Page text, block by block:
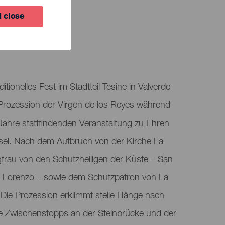
close
Fest im Stadtteil Tesine in Valverde
der Virgen de los Reyes während
stattfindenden Veranstaltung zu Ehren
Nach dem Aufbruch von der Kirche La
von den Schutzheiligen der Küste – San
Lorenzo – sowie dem Schutzpatron von La
Prozession erklimmt steile Hänge nach
Zwischenstopps an der Steinbrücke und der